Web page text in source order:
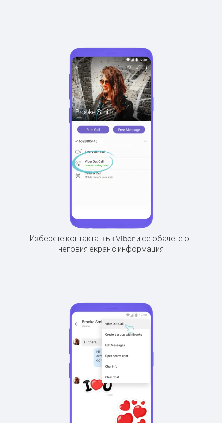
Изберете контакта във Viber и се обадете от
неговия екран с информация